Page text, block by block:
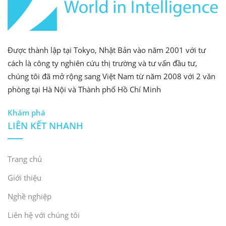
24-26 tháng 6 | TP HCM | Vietbuild HCM 2026
(Giai đoạn 1)
24-26 tháng 6 | TP.HCM | Truyền thông CNTT
Việt Nam
24-26 tháng 6 | TP.HCM | TRIỂN LÃM NHÀ Ở
VIỆT NAM 2026
*Lưu ý: Thông tin triển lãm thực tế có thể thay đổi. Vui
lòng liên hệ trực tiếp với ban tổ chức hoặc liên hệ
* Nếu bạn muốn trích dẫn bất kỳ thông tin nào từ bài
viết này, vui lòng ghi rõ nguồn và cung cấp liên kết đến
bài viết gốc để tôn trọng bản quyền.
Được thành lập tại Tokyo, Nhật Bản vào năm 2001 với tư
cách là công ty nghiên cứu thị trường và tư vấn đầu tư,
chúng tôi đã mở rộng sang Việt Nam từ năm 2008 với 2 văn
phòng tại Hà Nội và Thành phố Hồ Chí Minh
Khám phá
LIÊN KẾT NHANH
Trang chủ
Giới thiệu
Nghề nghiệp
Liên hệ với chúng tôi